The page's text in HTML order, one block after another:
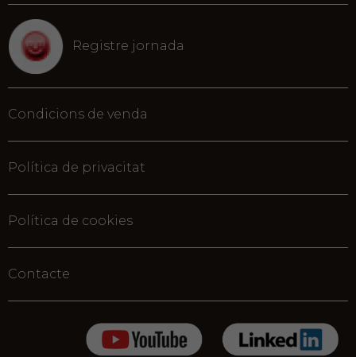
Registre jornada
Condicions de venda
Política de privacitat
Política de cookies
Contacte